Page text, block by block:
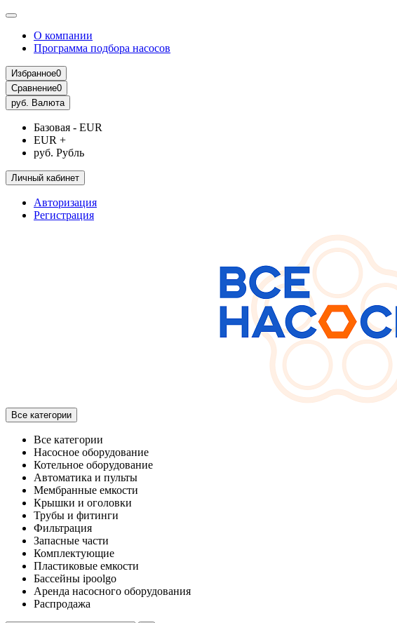
О компании
Программа подбора насосов
Избранное0
Сравнение0
руб. Валюта
Базовая - EUR
EUR +
руб. Рубль
Личный кабинет
Авторизация
Регистрация
Все категории
Все категории
Насосное оборудование
Котельное оборудование
Автоматика и пульты
Мембранные емкости
Крышки и оголовки
Трубы и фитинги
Фильтрация
Запасные части
Комплектующие
Пластиковые емкости
Бассейны ipoolgo
Аренда насосного оборудования
Распродажа